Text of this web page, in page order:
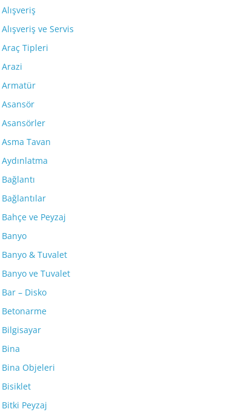
Alışveriş
Alışveriş ve Servis
Araç Tipleri
Arazi
Armatür
Asansör
Asansörler
Asma Tavan
Aydınlatma
Bağlantı
Bağlantılar
Bahçe ve Peyzaj
Banyo
Banyo & Tuvalet
Banyo ve Tuvalet
Bar – Disko
Betonarme
Bilgisayar
Bina
Bina Objeleri
Bisiklet
Bitki Peyzaj